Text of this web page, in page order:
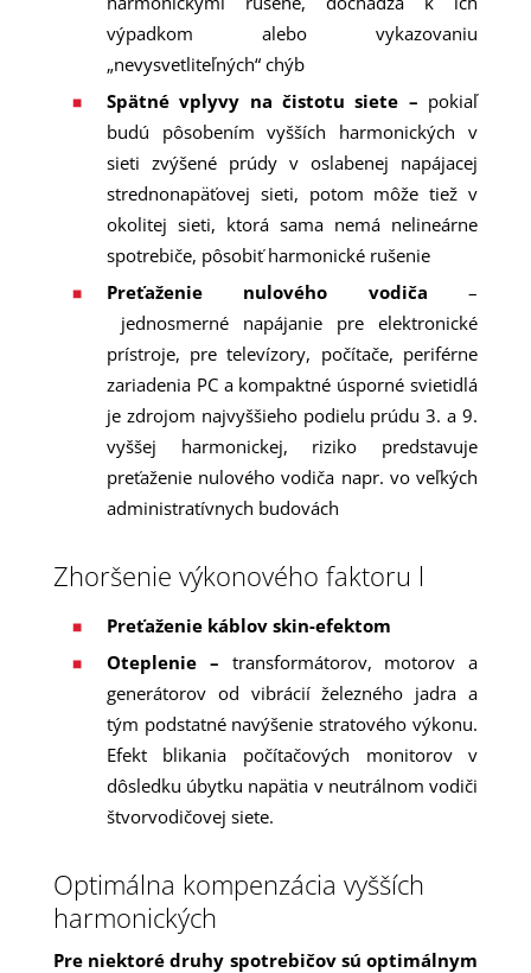
výpadkom alebo vykazovaniu
„nevysvetliteľných“ chýb
Spätné vplyvy na čistotu siete – pokiaľ
budú pôsobením vyšších harmonických v
sieti zvýšené prúdy v oslabenej napájacej
strednonapäťovej sieti, potom môže tiež v
okolitej sieti, ktorá sama nemá nelineárne
spotrebiče, pôsobiť harmonické rušenie
Preťaženie nulového vodiča –
jednosmerné napájanie pre elektronické
prístroje, pre televízory, počítače, periférne
zariadenia PC a kompaktné úsporné svietidlá
je zdrojom najvyššieho podielu prúdu 3. a 9.
vyššej harmonickej, riziko predstavuje
preťaženie nulového vodiča napr. vo veľkých
administratívnych budovách
Zhoršenie výkonového faktoru l
Preťaženie káblov skin-efektom
Oteplenie – transformátorov, motorov a
generátorov od vibrácií železného jadra a
tým podstatné navýšenie stratového výkonu.
Efekt blikania počítačových monitorov v
dôsledku úbytku napätia v neutrálnom vodiči
štvorvodičovej siete.
Optimálna kompenzácia vyšších
harmonických
Pre niektoré druhy spotrebičov sú optimálnym